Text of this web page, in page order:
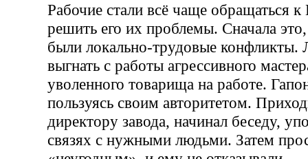
Рабочие стали всё чаще обращаться к
решить его их проблемы. Сначала
были локально-трудовые
выгнать с работы агрессивного
уволенного товарища на работе.
пользуясь своим авторитетом.
директору завода, начинал беседу,
связях с нужными людьми. Затем